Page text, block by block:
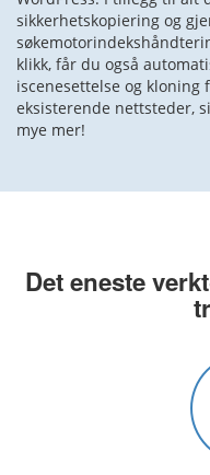
sikkerhetskopiering og
klikk, får du også
iscenesettelse og
eksisterende nettsteder,
mye mer!
Det eneste